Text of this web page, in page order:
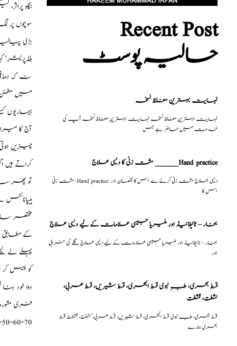
نگاہ
سوچوں پر
بڑی
نہ کہ
میں
بیماریوں
آج کا
چیزیں
کراتے
تو پھر سب
مختصر سا
کے مطابق
پہلے لے
کو پیس
دوا خود
فری
60-70
Recent Post
حالیہ پوسٹ
نہایت بہترین مغلظ نسخہ
نہایت بہترین مغلظ نسخہ نہایت بہترین مغلظ نسخہ آپ کی
خدمت میں حاضر ہے جس
مشت زنی کا دیسی علاج _______Hand practice
مشت زنی–Hand practice دیسی علاج مشت زنی کرنے سے اس کا نقصان اور
اس کا
بخار – ٹائیفائیڈ اور ملیریا جیسی علامات کے لیے دیسی علاج
بخار – ٹائیفائیڈ اور ملیریا جیسی علامات کے لیے دیسی علاج گلے کی خرابی
اور
قسط بحری، طبِ نبوی قسط البحری، قسط شیریں، قسط عربی،
كشطت، قشطت
بحری ہمارے